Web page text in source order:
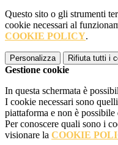
Questo sito o gli strumenti
cookie necessari al
COOKIE POLICY.
Personalizza Rifiuta tutti i
Gestione cookie
In questa schermata è
I cookie necessari sono
piattaforma e non è
Per conoscere quali sono i
visionare la COOKIE